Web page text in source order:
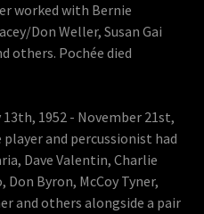
worked with Bernie
Don Weller, Susan Gai
others. Pochée died
13th, 1952 - November 21st,
and percussionist had
Dave Valentin, Charlie
Byron, McCoy Tyner,
and others alongside a pair